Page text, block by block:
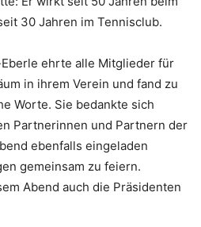
30 Jahren im Tennisclub.
ehrte alle Mitglieder für
in ihrem Verein und fand zu
Worte. Sie bedankte sich
Partnerinnen und Partnern der
ebenfalls eingeladen
gemeinsam zu feiern.
Abend auch die Präsidenten